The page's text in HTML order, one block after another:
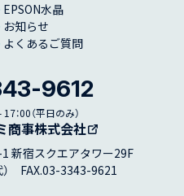
EPSON水晶
お知らせ
よくあるご質問
9612
17：00（平日のみ）
商事株式会社
新宿スクエアタワー29F
） FAX.03-3343-9621